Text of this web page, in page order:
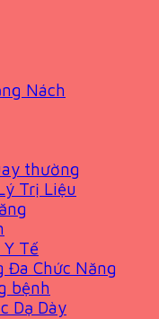
Nách
thường
Trị Liệu
Tế
Đa Chức Năng
bệnh
Dạ Dày